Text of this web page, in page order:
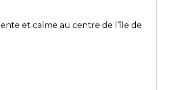
et calme au centre de l’île de